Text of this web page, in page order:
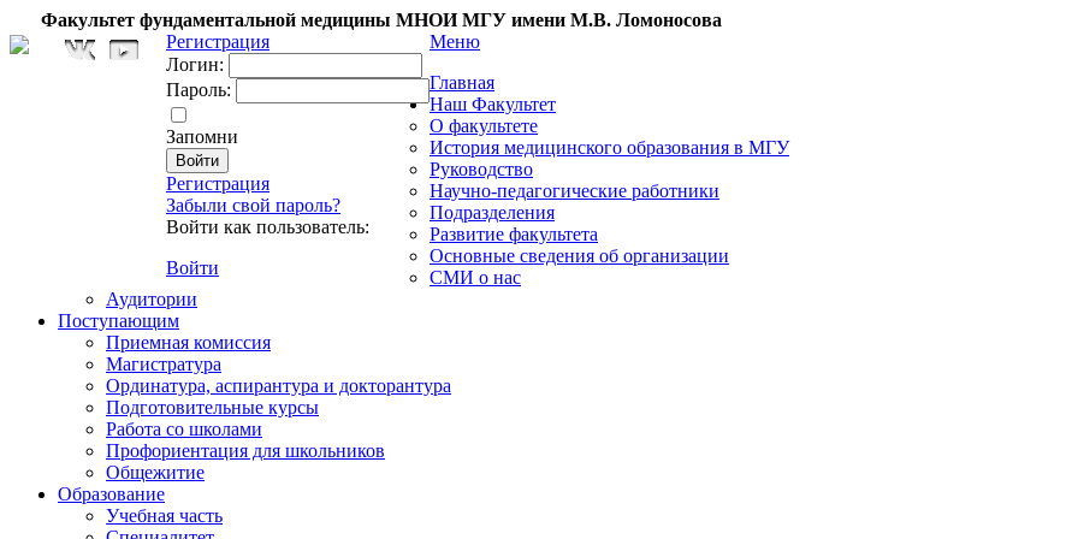
Факультет фундаментальной медицины МНОИ МГУ имени М.В. Ломоносова
Регистрация
Логин:
Пароль:
Запомни
Регистрация
Забыли свой пароль?
Войти как пользователь:
Войти
Меню
Главная
Наш Факультет
О факультете
История медицинского образования в МГУ
Руководство
Научно-педагогические работники
Подразделения
Развитие факультета
Основные сведения об организации
СМИ о нас
Аудитории
Поступающим
Приемная комиссия
Магистратура
Ординатура, аспирантура и докторантура
Подготовительные курсы
Работа со школами
Профориентация для школьников
Общежитие
Образование
Учебная часть